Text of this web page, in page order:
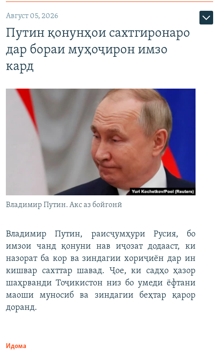
Август 05, 2026
Путин қонунҳои сахтгиронаро
дар бораи муҳоҷирон имзо
кард
Владимир Путин. Акс аз бойгонӣ
Владимир Путин, раисҷумҳури Русия, бо
имзои чанд қонуни нав иҷозат додааст, ки
назорат ба кор ва зиндагии хориҷиён дар ин
кишвар сахттар шавад. Ҷое, ки садҳо ҳазор
шаҳрванди Тоҷикистон низ бо умеди ёфтани
маоши муносиб ва зиндагии беҳтар қарор
доранд.
Идома